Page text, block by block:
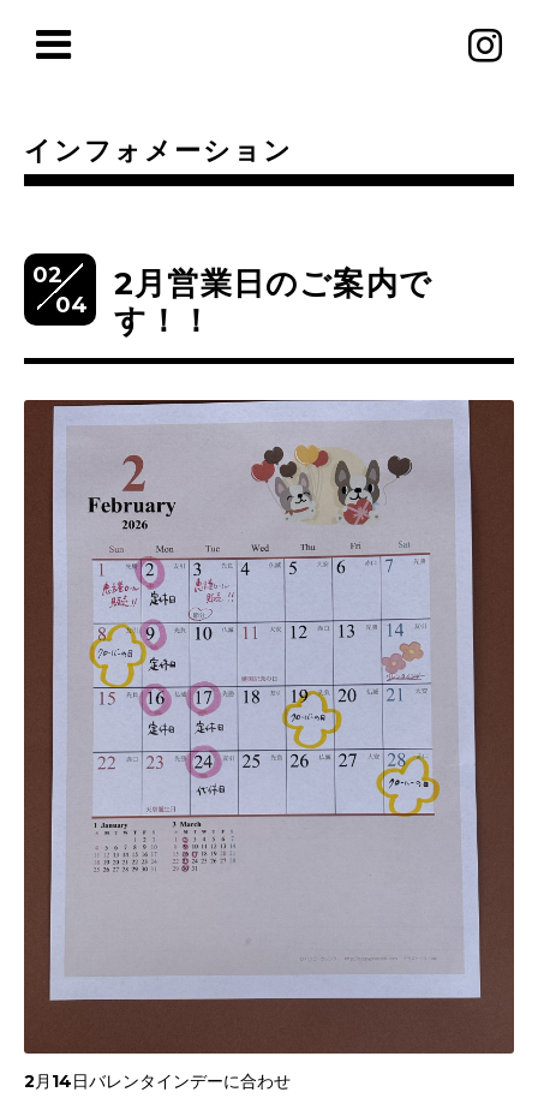
インフォメーション
02
04
2月営業日のご案内で
す！！
2月14日バレンタインデーに合わせ